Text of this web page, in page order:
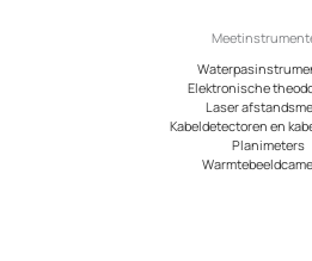
Elektronische
Laser
Kabeldetectoren en
Planimeters